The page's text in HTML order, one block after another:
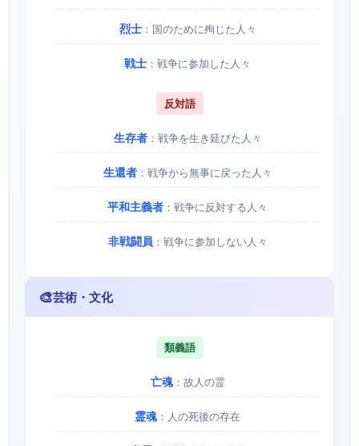
烈士：国のために殉じた人々
戦士 ：戦争に参加した人々
反対語
生存者：戦争を生き延びた人々
生還者：戦争から無事に戻った人々
平和主義者 ：戦争に反対する人々
非戦闘員 ：戦争に参加しない人々
🎨芸術・文化
類義語
亡魂：故人の霊
霊魂：人の死後の存在